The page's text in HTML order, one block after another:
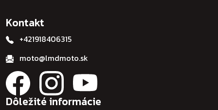
Kontakt
+421918406315
moto@lmdmoto.sk
Dôležité informácie